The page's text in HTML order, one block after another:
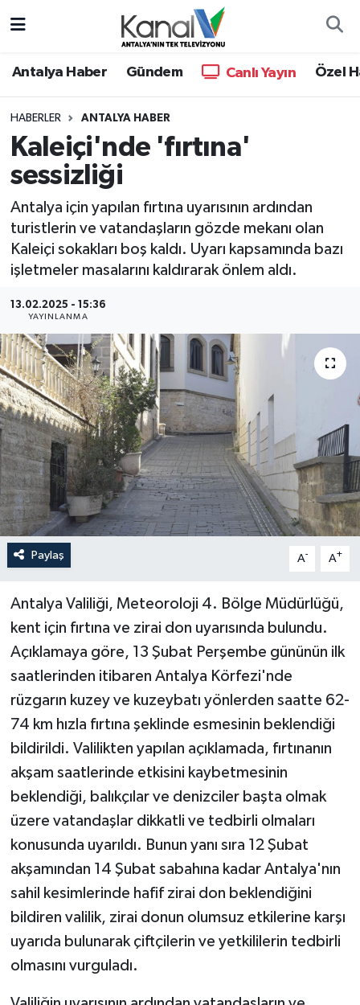
Antalya Haber Gündem Canlı Yayın Özel
HABERLER ANTALYA HABER
Kaleiçi'nde 'fırtına'
sessizliği
Antalya için yapılan fırtına uyarısının ardından
turistlerin ve vatandaşların gözde mekanı olan
Kaleiçi sokakları boş kaldı. Uyarı kapsamında bazı
işletmeler masalarını kaldırarak önlem aldı.
13.02.2025 - 15:36
YAYINLANMA
Paylaş A- A+
Antalya Valiliği, Meteoroloji 4. Bölge Müdürlüğü,
kent için fırtına ve zirai don uyarısında bulundu.
Açıklamaya göre, 13 Şubat Perşembe gününün ilk
saatlerinden itibaren Antalya Körfezi'nde
rüzgarın kuzey ve kuzeybatı yönlerden saatte 62-
74 km hızla fırtına şeklinde esmesinin beklendiği
bildirildi. Valilikten yapılan açıklamada, fırtınanın
akşam saatlerinde etkisini kaybetmesinin
beklendiği, balıkçılar ve denizciler başta olmak
üzere vatandaşlar dikkatli ve tedbirli olmaları
konusunda uyarıldı. Bunun yanı sıra 12 Şubat
akşamından 14 Şubat sabahına kadar Antalya'nın
sahil kesimlerinde hafif zirai don beklendiğini
bildiren valilik, zirai donun olumsuz etkilerine karşı
uyarıda bulunarak çiftçilerin ve yetkililerin tedbirli
olmasını vurguladı.
Antalya Haber
Dünya
Eğitim
Ekonomi
Gündem
Günün Manşetleri
Haber Kuşakları
Haberler
KANALV Spor
Kültür Sanat
Magazin
Öğle Bülteni
Siyaset
Sosyal medya
Spor
Teknoloji
Televizyon
Turizm
Hava Durumu
Trafik Durumu
Süper Lig Puan Durumu ve Fikstür
Tüm Manşetler
Son Dakika Haberleri
Haber Arşivi